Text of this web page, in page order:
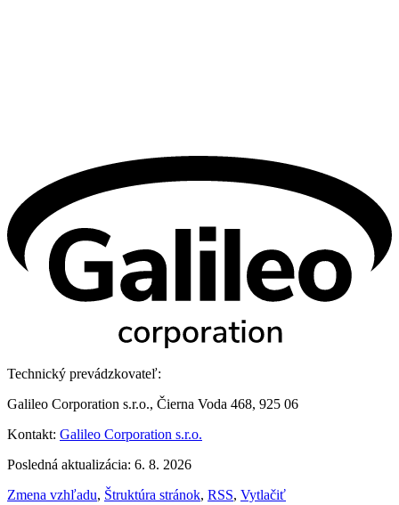
Technický prevádzkovateľ:
Galileo Corporation s.r.o., Čierna Voda 468, 925 06
Kontakt: Galileo Corporation s.r.o.
Posledná aktualizácia: 6. 8. 2026
Zmena vzhľadu, Štruktúra stránok, RSS, Vytlačiť